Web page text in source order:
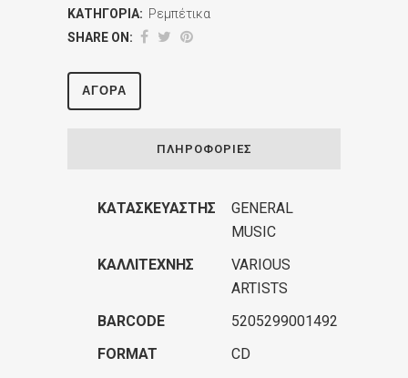
ΚΑΤΗΓΟΡΊΑ: Ρεμπέτικα
SHARE ON:
ΑΓΟΡΆ
ΠΛΗΡΟΦΟΡΊΕΣ
ΚΑΤΑΣΚΕΥΑΣΤΉΣ
GENERAL
MUSIC
ΚΑΛΛΙΤΈΧΝΗΣ
VARIOUS
ARTISTS
BARCODE
5205299001492
FORMAT
CD